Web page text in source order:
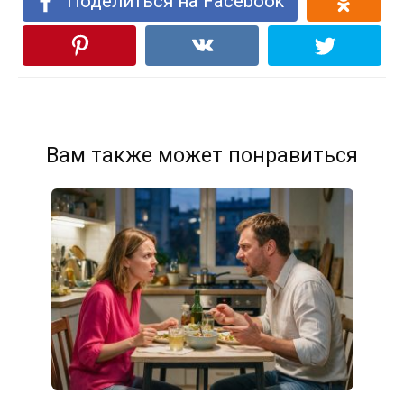
Вам также может понравиться